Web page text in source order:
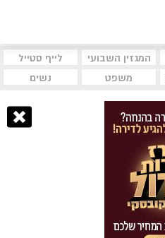
המגזין השבועי
לייף סטייל
משפט נשים